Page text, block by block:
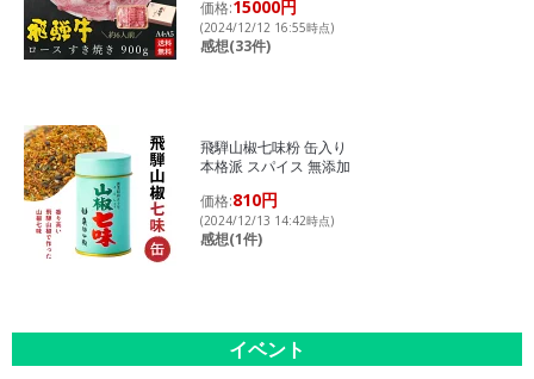
価格:15000円
(2024/12/12 16:55時点)
感想(33件)
飛騨山椒七味粉 缶入り
本格派 スパイス 無添加
価格:810円
(2024/12/13 14:42時点)
感想(1件)
イベント